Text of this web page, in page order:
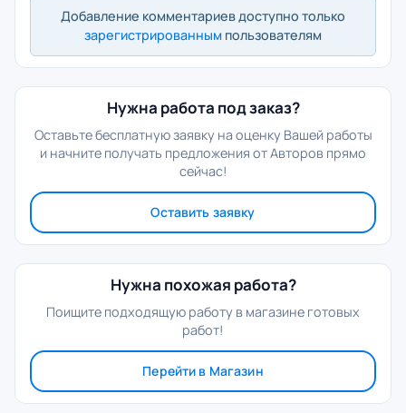
Добавление комментариев доступно только
зарегистрированным пользователям
Нужна работа под заказ?
Оставьте бесплатную заявку на оценку Вашей работы
и начните получать предложения от Авторов прямо
сейчас!
Оставить заявку
Нужна похожая работа?
Поищите подходящую работу в магазине готовых
работ!
Перейти в Магазин